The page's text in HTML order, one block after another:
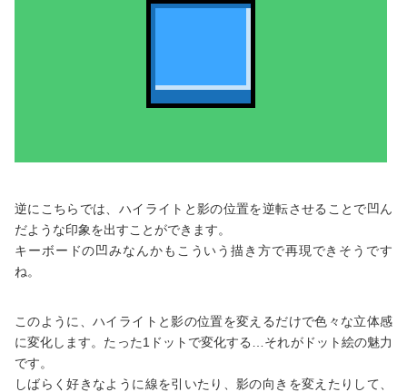
逆にこちらでは、ハイライトと影の位置を逆転させることで凹ん
だような印象を出すことができます。
キーボードの凹みなんかもこういう描き方で再現できそうです
ね。
このように、ハイライトと影の位置を変えるだけで色々な立体感
に変化します。たった1ドットで変化する…それがドット絵の魅力
です。
しばらく好きなように線を引いたり、影の向きを変えたりして、